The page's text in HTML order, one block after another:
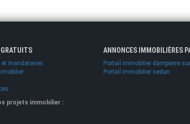
et mandataires
projets immobilier :
ANNONCES IMMOBILIÈRES
Portail immobilier dampierre
Portail immobilier sedan